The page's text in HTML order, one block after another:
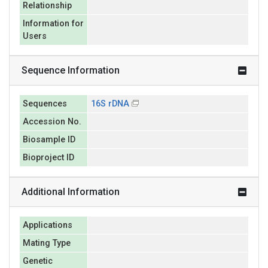
Relationship
Information for
Users
Sequence Information
Sequences
16S rDNA
Accession No.
Biosample ID
Bioproject ID
Additional Information
Applications
Mating Type
Genetic